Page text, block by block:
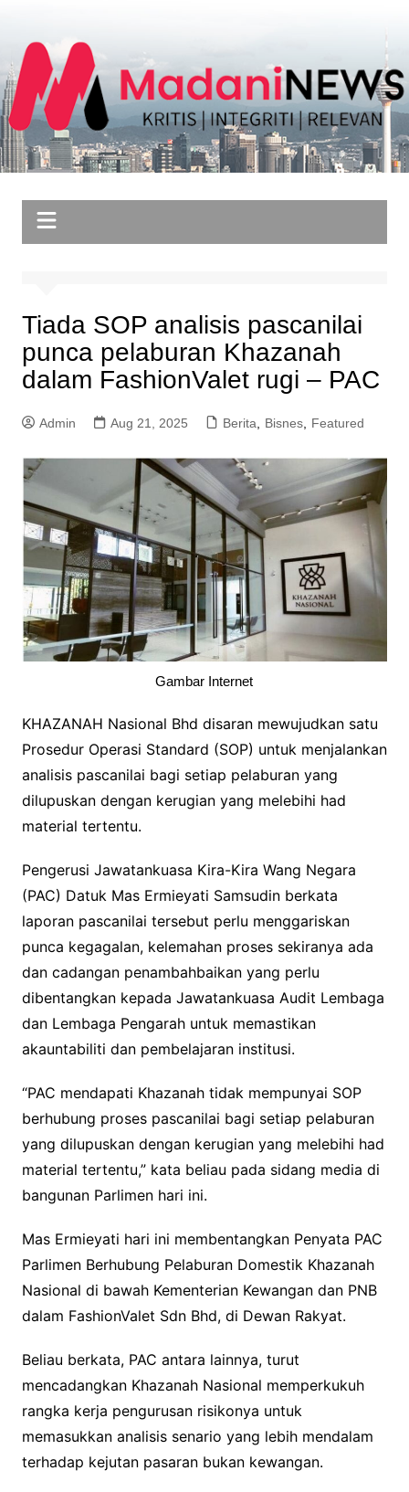
content
Tiada SOP analisis pascanilai
punca pelaburan Khazanah
dalam FashionValet rugi – PAC
Admin Aug 21, 2025 Berita, Bisnes, Featured
Gambar Internet
KHAZANAH Nasional Bhd disaran mewujudkan satu
Prosedur Operasi Standard (SOP) untuk menjalankan
analisis pascanilai bagi setiap pelaburan yang
dilupuskan dengan kerugian yang melebihi had
material tertentu.
Pengerusi Jawatankuasa Kira-Kira Wang Negara
(PAC) Datuk Mas Ermieyati Samsudin berkata
laporan pascanilai tersebut perlu menggariskan
punca kegagalan, kelemahan proses sekiranya ada
dan cadangan penambahbaikan yang perlu
dibentangkan kepada Jawatankuasa Audit Lembaga
dan Lembaga Pengarah untuk memastikan
akauntabiliti dan pembelajaran institusi.
“PAC mendapati Khazanah tidak mempunyai SOP
berhubung proses pascanilai bagi setiap pelaburan
yang dilupuskan dengan kerugian yang melebihi had
material tertentu,” kata beliau pada sidang media di
bangunan Parlimen hari ini.
Mas Ermieyati hari ini membentangkan Penyata PAC
Parlimen Berhubung Pelaburan Domestik Khazanah
Nasional di bawah Kementerian Kewangan dan PNB
dalam FashionValet Sdn Bhd, di Dewan Rakyat.
Beliau berkata, PAC antara lainnya, turut
mencadangkan Khazanah Nasional memperkukuh
rangka kerja pengurusan risikonya untuk
memasukkan analisis senario yang lebih mendalam
terhadap kejutan pasaran bukan kewangan.